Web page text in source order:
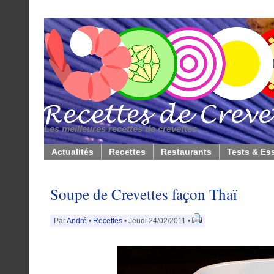
Les meilleures recettes de crevettes
Actualités Recettes Restaurants Tests &
Soupe de Crevettes façon Thaï
ParAndré • Recettes • Jeudi 24/02/2011 •